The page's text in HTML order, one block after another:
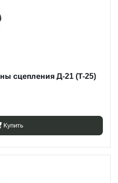
сцепления Д-21 (Т-25)
Купить